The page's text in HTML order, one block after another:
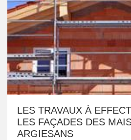
LES TRAVAUX À
LES FAÇADES DES
ARGIESANS